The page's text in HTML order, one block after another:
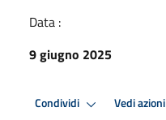
Data :
9 giugno 2025
Condividi Vedi azioni